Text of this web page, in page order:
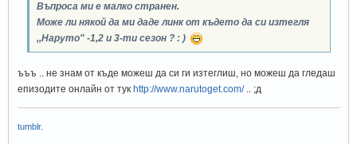
Въпроса ми е малко странен.
Може ли някой да ми даде линк от където да си изтегля
,,Наруто" -1,2 и 3-ти сезон ? : )
ъъъ .. не знам от къде можеш да си ги изтеглиш, но можеш да гледаш
епизодите онлайн от тук http://www.narutoget.com/.. ;д
tumblr.